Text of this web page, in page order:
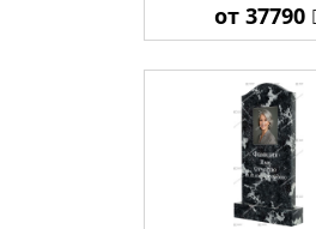
от 37790